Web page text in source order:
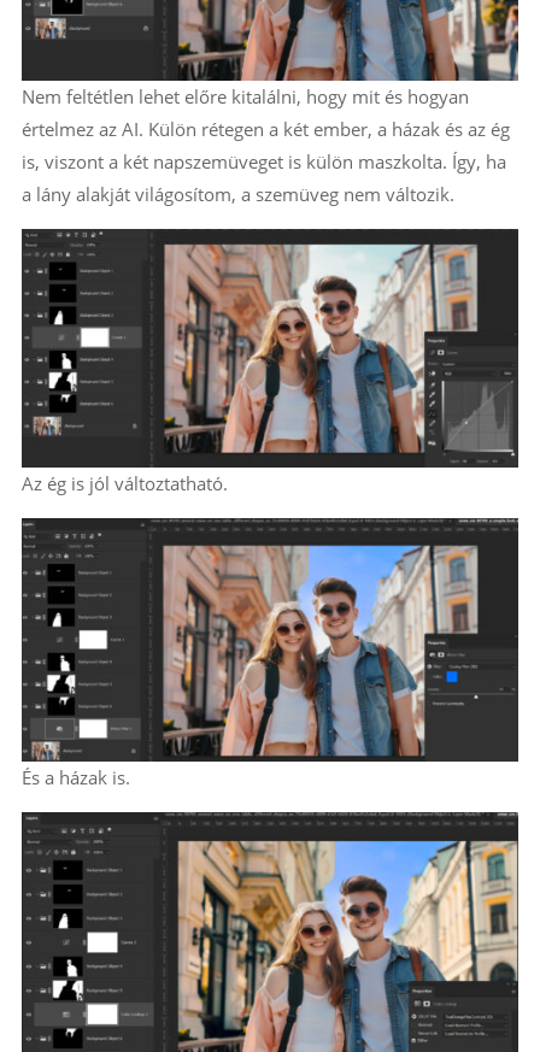
Nem feltétlen lehet előre kitalálni, hogy mit és hogyan
értelmez az AI. Külön rétegen a két ember, a házak és az ég
is, viszont a két napszemüveget is külön maszkolta. Így, ha
a lány alakját világosítom, a szemüveg nem változik.
Az ég is jól változtatható.
És a házak is.